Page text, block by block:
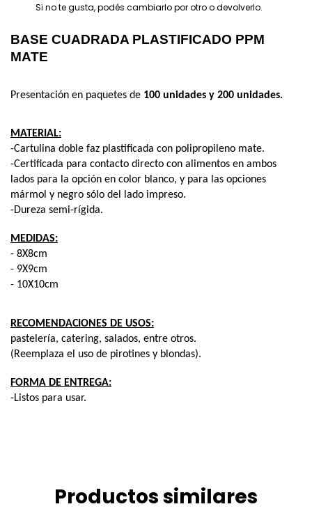
Si no te gusta, podés cambiarlo por otro o devolverlo.
BASE CUADRADA PLASTIFICADO PPM
MATE
Presentación en paquetes de 100 unidades y 200 unidades.
MATERIAL:
-Cartulina doble faz plastificada con polipropileno mate.
-Certificada para contacto directo con alimentos en ambos
lados para la opción en color blanco, y para las opciones
mármol y negro sólo del lado impreso.
-Dureza semi-rígida.
MEDIDAS:
- 8X8cm
- 9X9cm
- 10X10cm
RECOMENDACIONES DE USOS:
pastelería, catering, salados, entre otros.
(Reemplaza el uso de pirotines y blondas).
FORMA DE ENTREGA:
-Listos para usar.
Productos similares